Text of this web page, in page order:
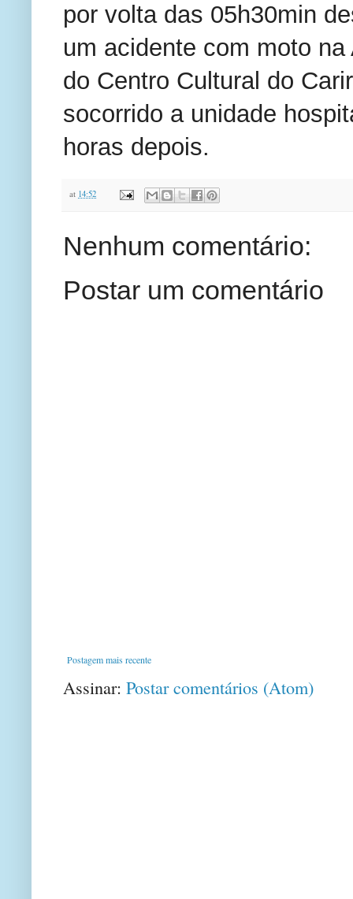
por volta das 05h30min
um acidente com moto
do Centro Cultural do
socorrido a unidade
horas depois.
at 14:52
Nenhum comentário:
Postar um comentário
Postagem mais recente
Assinar: Postar comentários (Atom)